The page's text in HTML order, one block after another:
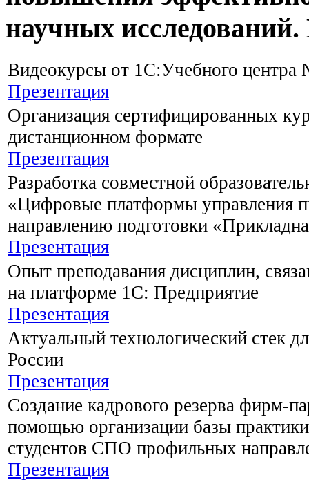
научных
Видеокурсы от 1С:Учебного центра
Презентация
Организация сертифицированных
дистанционном формате
Презентация
Разработка совместной
«Цифровые платформы управления
направлению подготовки
Презентация
Опыт преподавания дисциплин,
на платформе 1С: Предприятие
Презентация
Актуальный технологический стек
России
Презентация
Создание кадрового резерва фирм-
помощью организации базы
студентов СПО профильных
Презентация